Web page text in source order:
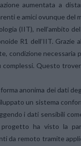
aumentata a
e amici ovunque del
(IIT), nell’ambito
R1 dell’IIT. Grazie
condizione necessaria
Questo
forma anonima dei dati
un sistema
i dati sensibili
ha visto la
da remoto tramite